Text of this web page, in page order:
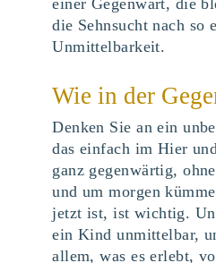
einer Gegenwart, die
die Sehnsucht nach so
Unmittelbarkeit.
Wie in der
Denken Sie an ein
das einfach im Hier
ganz gegenwärtig,
und um morgen
jetzt ist, ist wichtig.
ein Kind unmittelbar,
allem, was es erlebt,